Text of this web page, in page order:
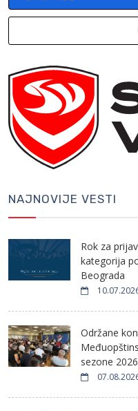
NAJNOVIJE VESTI
Rok za
kategorija
Beograda
Održane
sezone